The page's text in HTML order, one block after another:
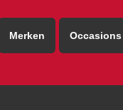
Merken Occasions